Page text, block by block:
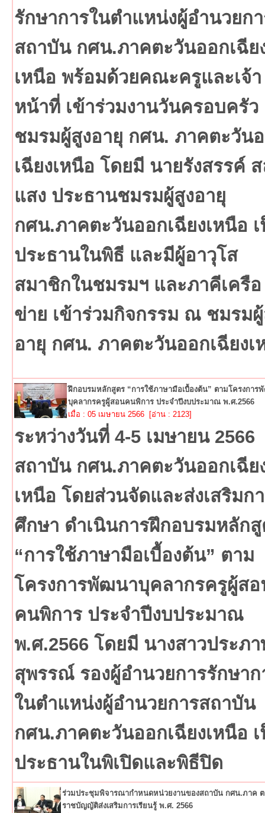
รักษาการในตำแหน่งผู้อำนวยก
สถาบัน กศน.ภาคตะวันออกเฉีย
เหนือ พร้อมด้วยคณะครูและเจ้า
หน้าที่ เข้าร่วมงานวันครอบครัว
ชมรมผู้สูงอายุ กศน. ภาคตะวัน
เฉียงเหนือ โดยมี นายรังสรรค์
แสง ประธานชมรมผู้สูงอายุ
กศน.ภาคตะวันออกเฉียงเหนือ
ประธานในพิธี และมีผู้อาวุโส
สมาชิกในชมรมฯ และภาคีเครือ
ข่าย เข้าร่วมกิจกรรม ณ ชมรม
อายุ กศน. ภาคตะวันออกเฉียงเ
ฝึกอบรมหลักสูตร “การใช้ภาษามือเบื้องต้น” ตามโครงการ
บุคลากรครูผู้สอนคนพิการ ประจำปีงบประมาณ พ.ศ.2566
เมื่อ : 05 เมษายน 2566 [อ่าน : 2123]
ระหว่างวันที่ 4-5 เมษายน 2566
สถาบัน กศน.ภาคตะวันออกเฉีย
เหนือ โดยส่วนจัดและส่งเสริมก
ศึกษา ดำเนินการฝึกอบรมหลัก
“การใช้ภาษามือเบื้องต้น” ตาม
โครงการพัฒนาบุคลากรครูผู้ส
คนพิการ ประจำปีงบประมาณ
พ.ศ.2566 โดยมี นางสาวประภา
สุพรรณ์ รองผู้อำนวยการรักษาก
ในตำแหน่งผู้อำนวยการสถาบัน
กศน.ภาคตะวันออกเฉียงเหนือ
ประธานในพิเปิดและพิธีปิด
ร่วมประชุมพิจารณากำหนดหน่วยงานของสถาบัน กศน.ภาค
ราชบัญญัติส่งเสริมการเรียนรู้ พ.ศ. 2566